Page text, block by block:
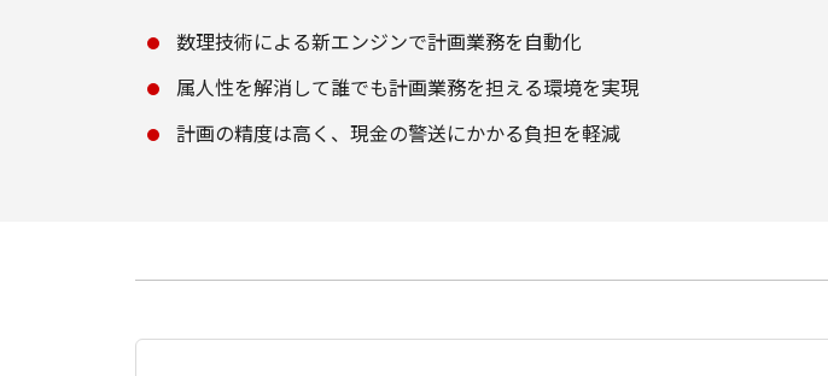
数理技術による新エンジンで計画業務を自動化
属人性を解消して誰でも計画業務を担える環境を実現
計画の精度は高く、現金の警送にかかる負担を軽減